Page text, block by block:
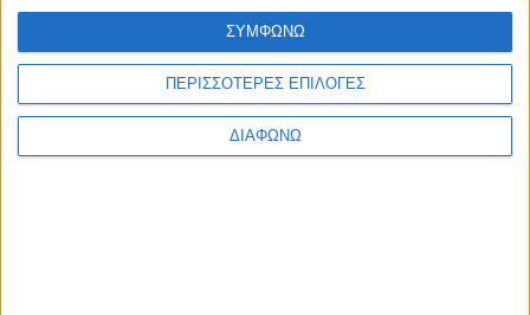
ΠΕΡΙΣΣΟΤΕΡΕΣ ΕΠΙΛΟΓΕΣ
ΔΙΑΦΩΝΩ
ΣΥΜΦΩΝΩ
None feed